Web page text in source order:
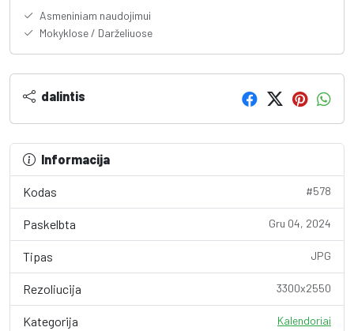
Asmeniniam naudojimui
Mokyklose / Darželiuose
dalintis
Informacija
Kodas #578
Paskelbta Gru 04, 2024
Tipas JPG
Rezoliucija 3300x2550
Kategorija Kalendoriai